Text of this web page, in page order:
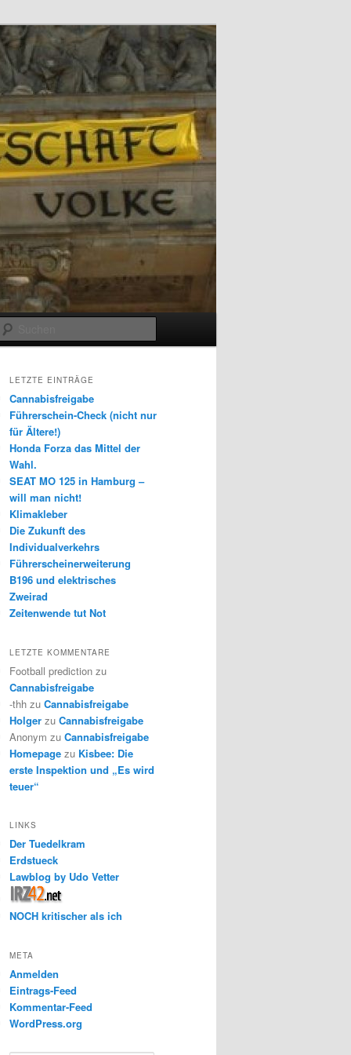
LETZTE EINTRÄGE
Cannabisfreigabe
Führerschein-Check (nicht nur
für Ältere!)
Honda Forza das Mittel der
Wahl.
SEAT MO 125 in Hamburg –
will man nicht!
Klimakleber
Die Zukunft des
Individualverkehrs
Führerscheinerweiterung
B196 und elektrisches
Zweirad
Zeitenwende tut Not
LETZTE KOMMENTARE
Football prediction zu
Cannabisfreigabe
-thh zu Cannabisfreigabe
Holger zu Cannabisfreigabe
Anonym zu Cannabisfreigabe
Homepage zu Kisbee: Die
erste Inspektion und „Es wird
teuer“
LINKS
Der Tuedelkram
Erdstueck
Lawblog by Udo Vetter
NOCH kritischer als ich
META
Anmelden
Eintrags-Feed
Kommentar-Feed
WordPress.org